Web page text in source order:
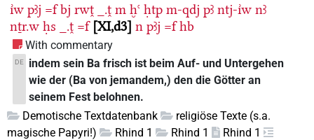
ı͗w pꜣj =f bj rwṱ _.ṱ m ḫꜥ ḥtp m-qdj pꜣ ntj-ı͗w nꜣ
nṯr.w ḥs _.ṱ =f XI,d3 n pꜣj =f hb
With commentary
DE
indem sein Ba frisch ist beim Auf- und Untergehen
wie der (Ba von jemandem,) den die Götter an
seinem Fest belohnen.
Demotische Textdatenbank
religiöse Texte (s.a.
magische Papyri!)
Rhind 1 Rhind 1
Rhind 1